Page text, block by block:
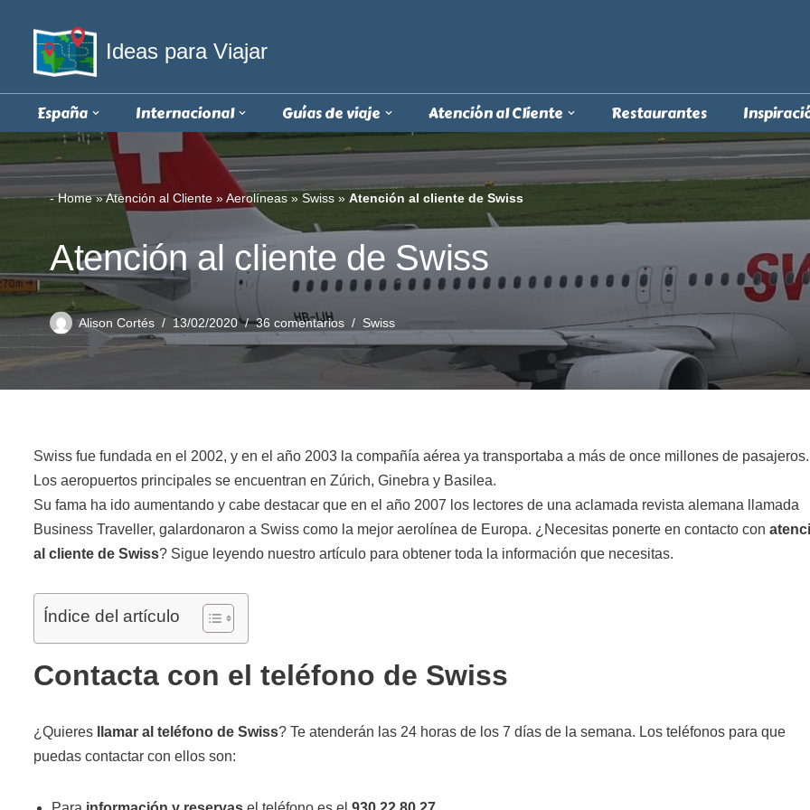
Saltar
contenido
Ideas para Viajar
España Internacional Guías de viaje Atención al Cliente Restaurantes
-Home»Atención al Cliente »Aerolíneas » Swiss » Atención al cliente de Swiss
Atención al cliente de Swiss
Alison Cortés 13/02/2020 36 comentarios Swiss
Swiss fue fundada en el 2002, y en el año 2003 la compañía aérea ya transportaba a más de once millones de pasajeros.
Los aeropuertos principales se encuentran en Zúrich, Ginebra y Basilea.
Su fama ha ido aumentando y cabe destacar que en el año 2007 los lectores de una aclamada revista alemana llamada
Business Traveller, galardonaron a Swiss como la mejor aerolínea de Europa. ¿Necesitas ponerte en contacto con
al cliente de Swiss? Sigue leyendo nuestro artículo para obtener toda la información que necesitas.
Índice del artículo
Contacta con el teléfono de Swiss
¿Quieres llamar al teléfono de Swiss? Te atenderán las 24 horas de los 7 días de la semana. Los teléfonos para que
puedas contactar con ellos son: